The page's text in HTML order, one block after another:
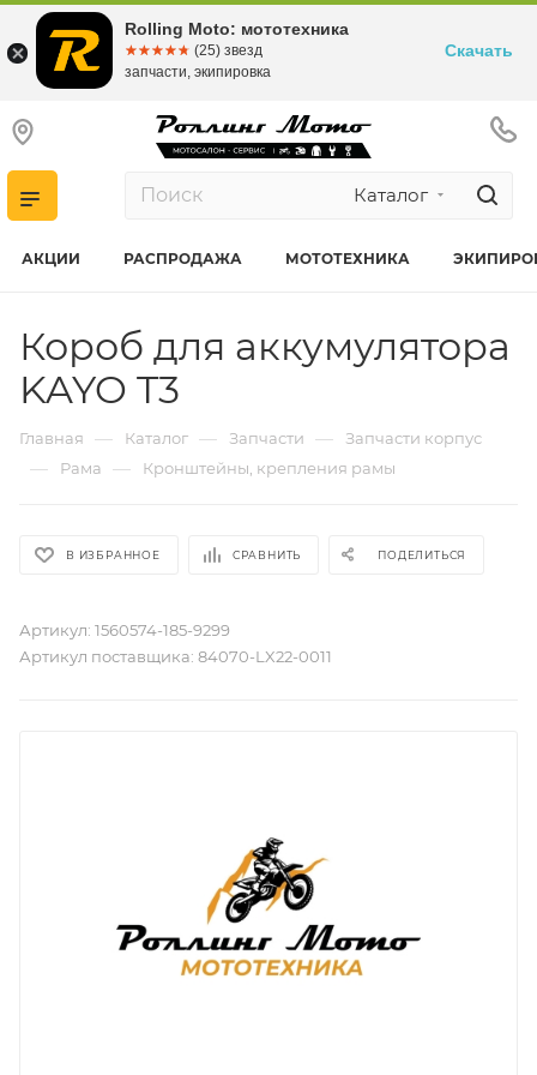
Каталог
АКЦИИ РАСПРОДАЖА МОТОТЕХНИКА
Короб для аккумулятора
KAYO T3
Главная — Каталог — Запчасти — Запчасти корпус
— Рама — Кронштейны, крепления рамы
В ИЗБРАННОЕ СРАВНИТЬ ПОДЕЛИТЬСЯ
Артикул: 1560574-185-9299
Артикул поставщика: 84070-LX22-0011
Rolling Moto: мототехника
☆☆☆☆☆
★★★★★ (25) звезд
запчасти, экипировка
Скачать